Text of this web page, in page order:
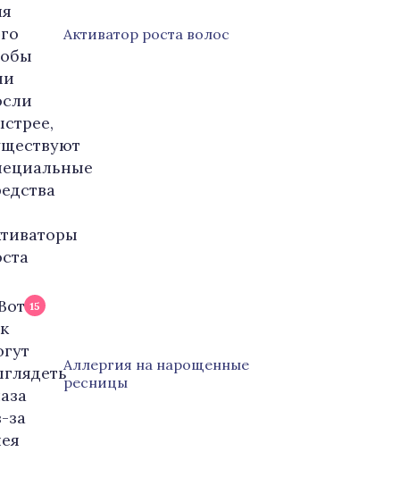
Активатор роста волос
15
Аллергия на нарощенные
ресницы